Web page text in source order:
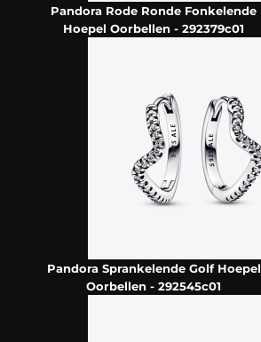
Pandora Rode Ronde Fonkelende
Hoepel Oorbellen - 292379c01
Pandora Sprankelende Golf Hoepel
Oorbellen - 292545c01